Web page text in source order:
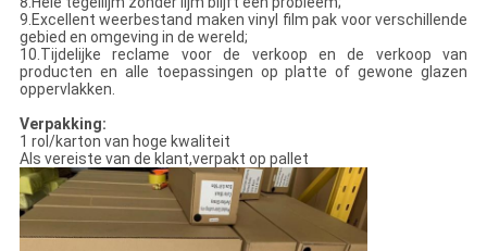
9.Excellent weerbestand maken vinyl film pak voor verschillende
gebied en omgeving in de wereld;
10.Tijdelijke reclame voor de verkoop en de verkoop van
producten en alle toepassingen op platte of gewone glazen
oppervlakken.
Verpakking:
1 rol/karton van hoge kwaliteit
Als vereiste van de klant,verpakt op pallet